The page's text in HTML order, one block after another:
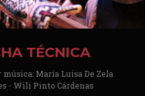
TÉCNICA
María Luisa De Zela
- Wili Pinto Cárdenas